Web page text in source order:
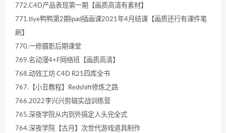
772.C4D产品表现第一期【画质高清有素材】
771.tiye鸭鸭第2期ipad插画课2021年4月结课【画质还行有课件笔
刷】
770.一修摄影后期课堂
769.名动漫4+F网络班【画质高清】
768.动效工坊 C4D R21四库全书
767.【小丑教程】Redshift修炼之路
766.2022李兴兴剪辑实战训练营
765.深夜学院从内到外搞定人头完全式
764.深夜学院【古月】次世代游戏道具制作